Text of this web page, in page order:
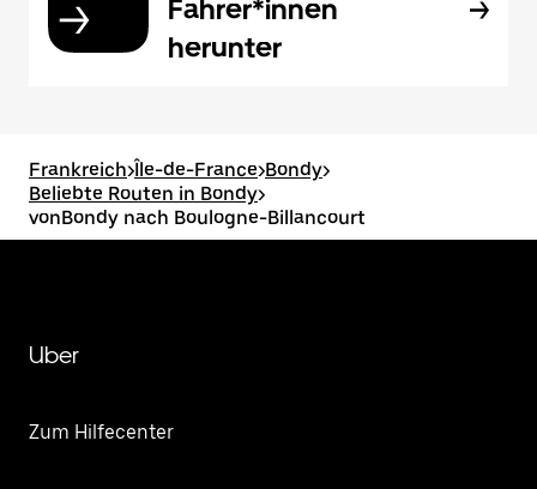
Fahrer*innen
herunter
Frankreich>Île-de-France>Bondy>
Beliebte Routen in Bondy>
vonBondy nach Boulogne-Billancourt
Uber
Zum Hilfecenter